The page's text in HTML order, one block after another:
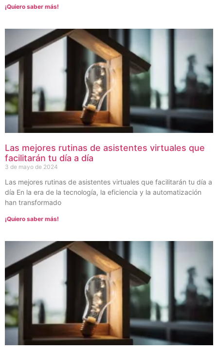
¡Quiero saber más!
Las mejores rutinas de asistentes virtuales que
facilitarán tu día a día
3 de mayo de 2024
Las mejores rutinas de asistentes virtuales que facilitarán tu día a
día En la era de la tecnología, la eficiencia y la automatización
han transformado
¡Quiero saber más!